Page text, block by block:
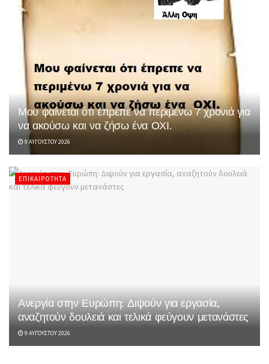
Μου φαίνεται ότι έπρεπε να περιμένω 7 χρονιά για
να ακούσω και να ζήσω ένα ΟΧΙ.
9 ΑΥΓΟΎΣΤΟΥ 2026
ΕΠΙΚΑΙΡΌΤΗΤΑ
Ανεργία στην Ευρώπη: Διψούν για εργασία,
αναζητούν δουλειά και τελικά φεύγουν μετανάστες
9 ΑΥΓΟΎΣΤΟΥ 2026